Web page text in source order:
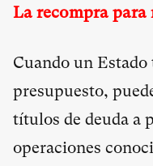
La recompra para
Cuando un
presupuesto,
títulos de deuda a
operaciones